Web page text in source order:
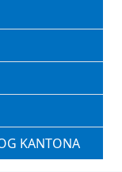
KANTONA